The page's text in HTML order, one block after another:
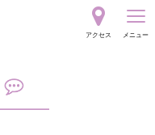
アクセス メニュー